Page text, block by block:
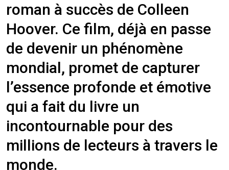
roman à succès de Colleen
Hoover. Ce film, déjà en passe
de devenir un phénomène
mondial, promet de capturer
l’essence profonde et émotive
qui a fait du livre un
incontournable pour des
millions de lecteurs à travers le
monde.